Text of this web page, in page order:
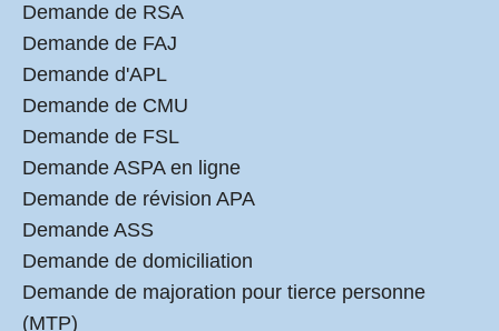
Demande de RSA
Demande de FAJ
Demande d'APL
Demande de CMU
Demande de FSL
Demande ASPA en ligne
Demande de révision APA
Demande ASS
Demande de domiciliation
Demande de majoration pour tierce personne
(MTP)